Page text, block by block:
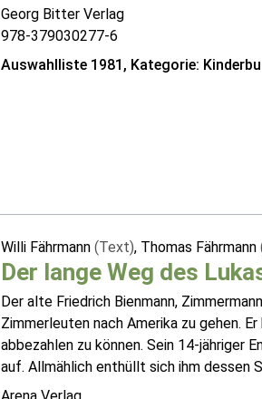
Georg Bitter Verlag
978-379030277-6
Auswahlliste 1981, Kategorie:
Willi Fährmann (Text), Thomas Fährmann
Der lange Weg des
Der alte Friedrich Bienmann,
Zimmerleuten nach Amerika zu gehen.
abbezahlen zu können. Sein 14-jähriger
auf. Allmählich enthüllt sich ihm dessen